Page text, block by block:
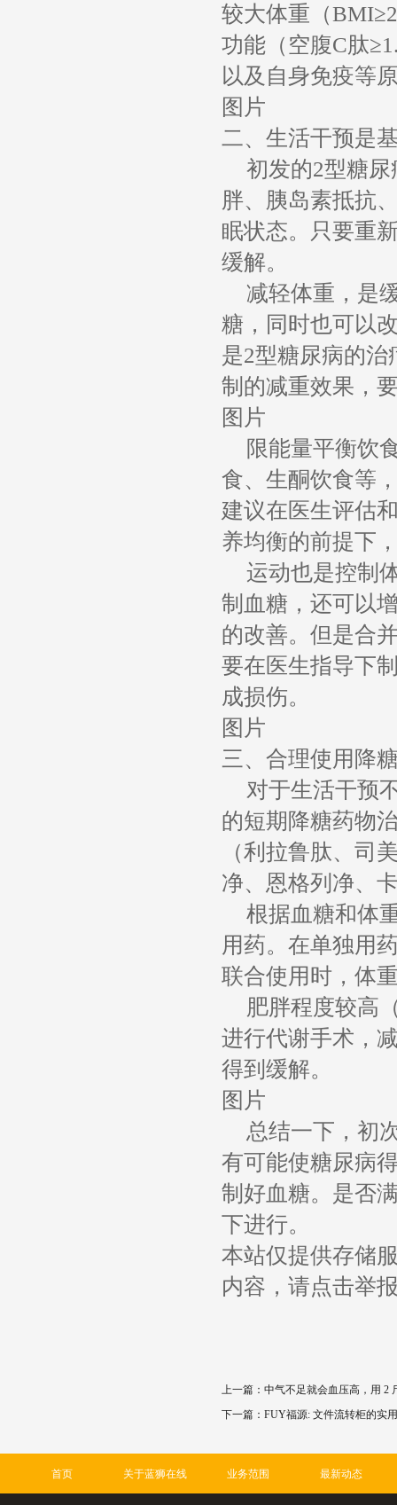
较大体重（
功能（空腹C肽
以及自身免疫等
图片
二、生活干预是
初发的2型糖
胖、胰岛素抵抗
眠状态。只要重
缓解。
减轻体重，是
糖，同时也可以
是2型糖尿病的
制的减重效果，
图片
限能量平衡饮
食、生酮饮食等
建议在医生评估
养均衡的前提下
运动也是控制
制血糖，还可以
的改善。但是合
要在医生指导下
成损伤。
图片
三、合理使用降
对于生活干预
的短期降糖药物
（利拉鲁肽、司
净、恩格列净、
根据血糖和体
用药。在单独用
联合使用时，体
肥胖程度较高
进行代谢手术，
得到缓解。
图片
总结一下，初
有可能使糖尿病
制好血糖。是否
下进行。
本站仅提供存储
内容，请点击举
上一篇： 中气不足就会血压高，用 2
下一篇： FUY福源: 文件流转柜的实
首页 关于蓝狮在线 业务范围 最新动态